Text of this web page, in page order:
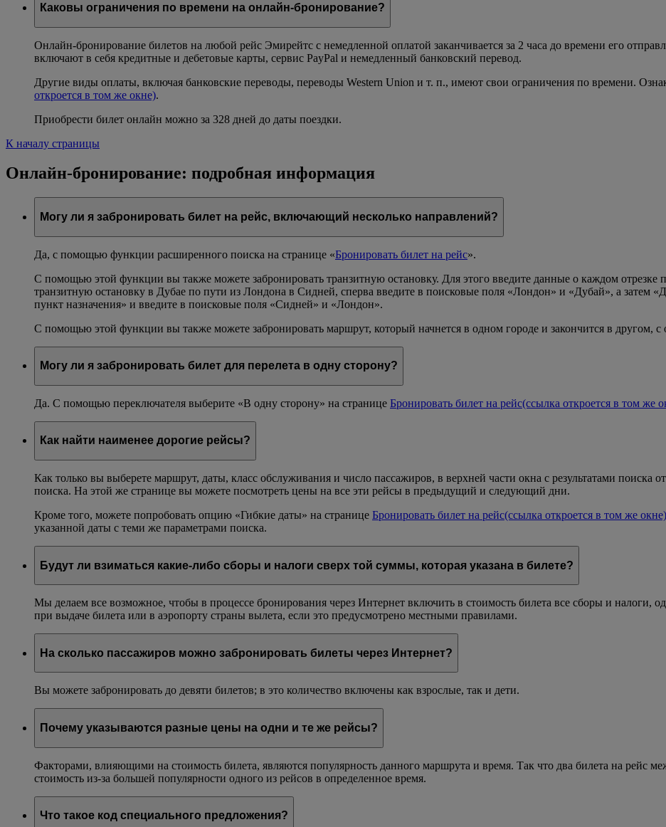
Каковы ограничения по времени на онлайн-бронирование?
Онлайн-бронирование билетов на любой рейс Эмирейтс с немедленной оплатой заканчивается за 2 часа до времени его
включают в себя кредитные и дебетовые карты, сервис PayPal и немедленный банковский перевод.
Другие виды оплаты, включая банковские переводы, переводы Western Union и т. п., имеют свои ограничения по времени.
откроется в том же окне).
Приобрести билет онлайн можно за 328 дней до даты поездки.
К началу страницы
Онлайн-бронирование: подробная информация
Могу ли я забронировать билет на рейс, включающий несколько направлений?
Да, с помощью функции расширенного поиска на странице «Бронировать билет на рейс».
С помощью этой функции вы также можете забронировать транзитную остановку. Для этого введите данные о каждом отрезке
транзитную остановку в Дубае по пути из Лондона в Сидней, сперва введите в поисковые поля «Лондон» и «Дубай», а затем
пункт назначения» и введите в поисковые поля «Сидней» и «Лондон».
С помощью этой функции вы также можете забронировать маршрут, который начнется в одном городе и закончится в другом,
Могу ли я забронировать билет для перелета в одну сторону?
Да. С помощью переключателя выберите «В одну сторону» на странице Бронировать билет на рейс(ссылка откроется в том же
Как найти наименее дорогие рейсы?
Как только вы выберете маршрут, даты, класс обслуживания и число пассажиров, в верхней части окна с результатами поиска
поиска. На этой же странице вы можете посмотреть цены на все эти рейсы в предыдущий и следующий дни.
Кроме того, можете попробовать опцию «Гибкие даты» на странице Бронировать билет на рейс(ссылка откроется в том же окне)
указанной даты с теми же параметрами поиска.
Будут ли взиматься какие-либо сборы и налоги сверх той суммы, которая указана в билете?
Мы делаем все возможное, чтобы в процессе бронирования через Интернет включить в стоимость билета все сборы и налоги,
при выдаче билета или в аэропорту страны вылета, если это предусмотрено местными правилами.
На сколько пассажиров можно забронировать билеты через Интернет?
Вы можете забронировать до девяти билетов; в это количество включены как взрослые, так и дети.
Почему указываются разные цены на одни и те же рейсы?
Факторами, влияющими на стоимость билета, являются популярность данного маршрута и время. Так что два билета на рейс
стоимость из-за большей популярности одного из рейсов в определенное время.
Что такое код специального предложения?